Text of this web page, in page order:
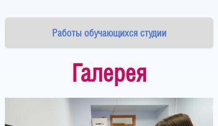
Работы обучающихся студии
Галерея